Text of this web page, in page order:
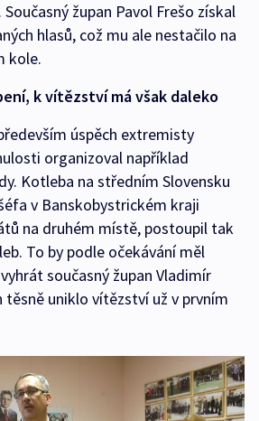
župan Pavol Frešo získal
hlasů, což mu ale nestačilo na
kole.
k vítězství má však daleko
úspěch extremisty
organizoval například
Kotleba na středním Slovensku
v Banskobystrickém kraji
na druhém místě, postoupil tak
To by podle očekávání měl
současný župan Vladimír
těsně uniklo vítězství už v prvním